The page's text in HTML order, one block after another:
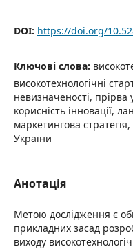
DOI: https://doi.org/
Ключові слова:
високотехнологічні
невизначеності, прірва
корисність інновації,
маркетингова
України
Анотація
Метою дослідження є
прикладних засад
виходу